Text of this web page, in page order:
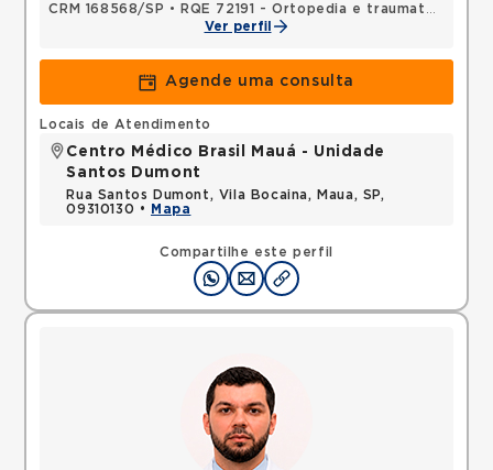
CRM 168568/SP •
RQE 72191 - Ortopedia e traumatologia
Ver perfil
Agende uma consulta
Compartilhe este perfil
Locais de Atendimento
Centro Médico Brasil Mauá - Unidade
Santos Dumont
Rua Santos Dumont, Vila Bocaina, Maua, SP,
09310130 •
Mapa